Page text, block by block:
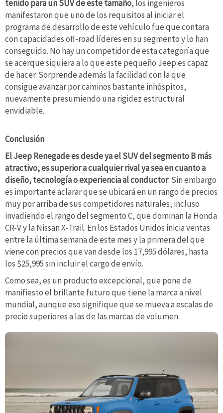
tenido para un SUV de este tamaño, los ingenieros
manifestaron que uno de los requisitos al iniciar el
programa de desarrollo de este vehículo fue que contara
con capacidades off-road líderes en su segmento y lo han
conseguido. No hay un competidor de esta categoría que
se acerque siquiera a lo que este pequeño Jeep es capaz
de hacer. Sorprende además la facilidad con la que
consigue avanzar por caminos bastante inhóspitos,
nuevamente presumiendo una rigidez estructural
envidiable.
Conclusión
El Jeep Renegade es desde ya el SUV del segmento B más
atractivo, es superior a cualquier rival ya sea en cuanto a
diseño, tecnología o experiencia al conductor. Sin embargo
es importante aclarar que se ubicará en un rango de precios
muy por arriba de sus competidores naturales, incluso
invadiendo el rango del segmento C, que dominan la Honda
CR-V y la Nissan X-Trail. En los Estados Unidos inicia ventas
entre la última semana de este mes y la primera del que
viene con precios que van desde los 17,995 dólares, hasta
los $25,995 sin incluir el cargo de envío.
Como sea, es un producto excepcional, que pone de
manifiesto el brillante futuro que tiene la marca a nivel
mundial, aunque eso signifique que se mueva a escalas de
precio superiores a las de las marcas de volumen.